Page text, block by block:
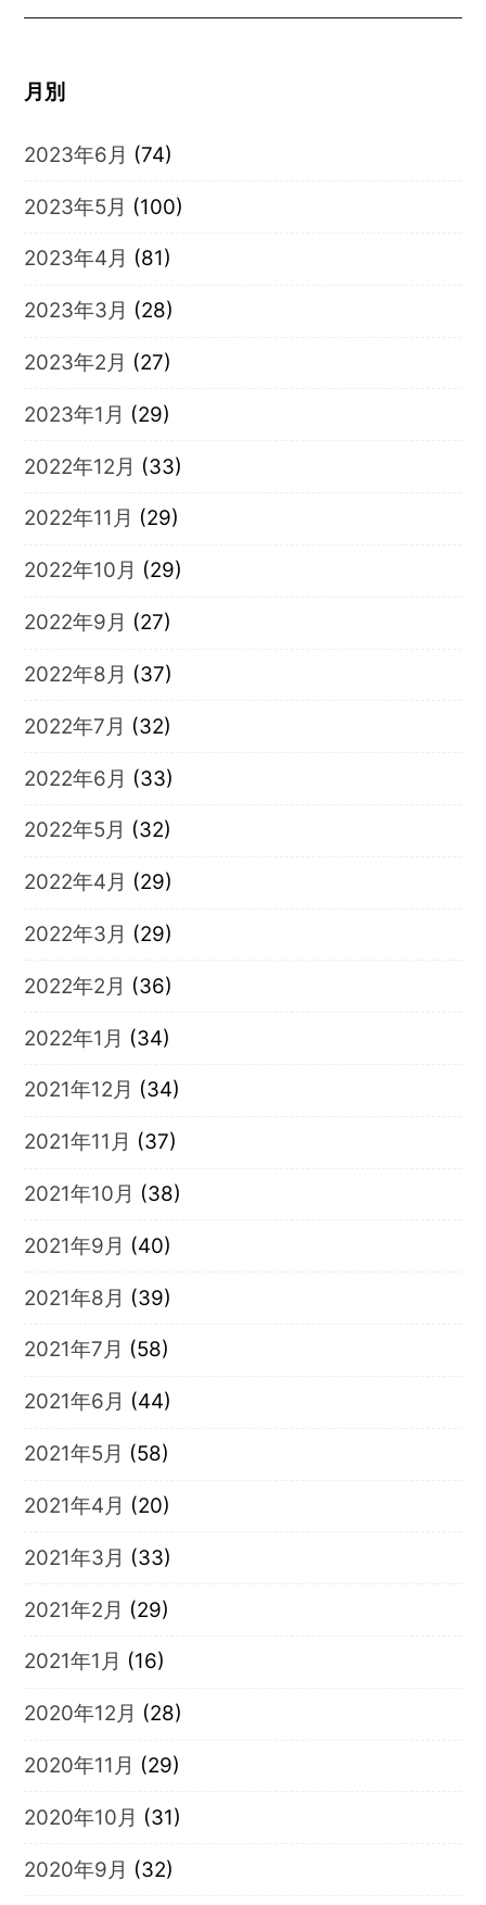
月別
2023年6月 (74)
2023年5月 (100)
2023年4月 (81)
2023年3月 (28)
2023年2月 (27)
2023年1月 (29)
2022年12月 (33)
2022年11月 (29)
2022年10月 (29)
2022年9月 (27)
2022年8月 (37)
2022年7月 (32)
2022年6月 (33)
2022年5月 (32)
2022年4月 (29)
2022年3月 (29)
2022年2月 (36)
2022年1月 (34)
2021年12月 (34)
2021年11月 (37)
2021年10月 (38)
2021年9月 (40)
2021年8月 (39)
2021年7月 (58)
2021年6月 (44)
2021年5月 (58)
2021年4月 (20)
2021年3月 (33)
2021年2月 (29)
2021年1月 (16)
2020年12月 (28)
2020年11月 (29)
2020年10月 (31)
2020年9月 (32)